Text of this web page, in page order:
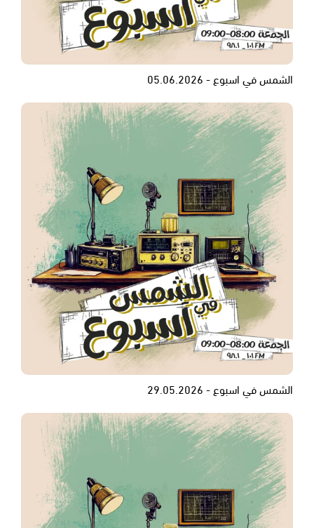
الشمس في اسبوع - 05.06.2026
الشمس في اسبوع - 29.05.2026